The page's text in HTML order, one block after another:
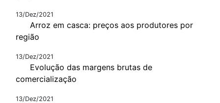
13/Dez/2021
Arroz em casca: preços aos produtores por
região
13/Dez/2021
Evolução das margens brutas de
comercialização
13/Dez/2021